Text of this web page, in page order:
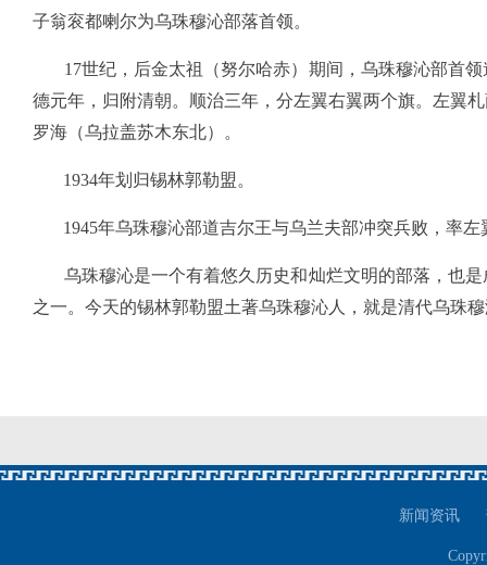
子翁衮都喇尔为乌珠穆沁部落首领。
17世纪，后金太祖（努尔哈赤）期间，乌珠穆沁部首领
德元年，归附清朝。顺治三年，分左翼右翼两个旗。左翼
罗海（乌拉盖苏木东北）。
1934年划归锡林郭勒盟。
1945年乌珠穆沁部道吉尔王与乌兰夫部冲突兵败，率左
乌珠穆沁是一个有着悠久历史和灿烂文明的部落，也是
之一。今天的锡林郭勒盟土著乌珠穆沁人，就是清代乌珠
新闻资讯